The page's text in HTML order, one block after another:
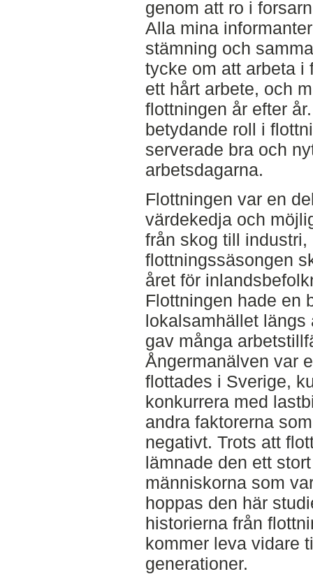
genom att ro i
Alla mina
stämning och
tycke om att arbeta i
ett hårt arbete, och
flottningen år efter
betydande roll i
serverade bra och
arbetsdagarna.
Flottningen var en
värdekedja och
från skog till
flottningssäsongen
året för
Flottningen hade en
lokalsamhället längs
gav många
Ångermanälven var
flottades i Sverige,
konkurrera med
andra faktorerna
negativt. Trots att
lämnade den ett
människorna som
hoppas den här
historierna från
kommer leva vidare
generationer.